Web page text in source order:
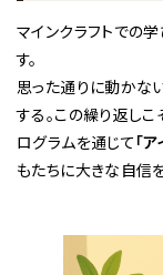
マインクラフトでの
す。
思った通りに動か
する。この繰り返し
ログラムを通じて 「
もたちに大きな自信